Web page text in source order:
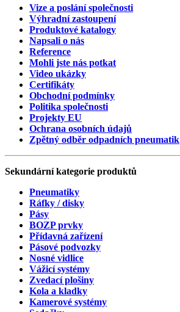
Vize a poslání společnosti
Výhradní zastoupení
Produktové katalogy
Napsali o nás
Reference
Mohli jste nás potkat
Video ukázky
Certifikáty
Obchodní podmínky
Politika společnosti
Projekty EU
Ochrana osobních údajů
Zpětný odběr odpadních pneumatik
Sekundárníkategorie produktů
Pneumatiky
Ráfky / disky
Pásy
BOZP prvky
Přídavná zařízení
Pásové podvozky
Nosné vidlice
Vážicí systémy
Zvedací plošiny
Kola a kladky
Kamerové systémy